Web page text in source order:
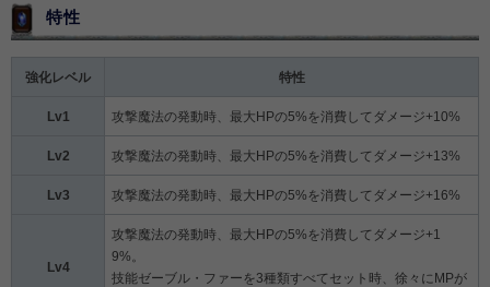
特性
強化レベル 特性
Lv1 攻撃魔法の発動時、最大HPの5%を消費してダメージ+10%
Lv2 攻撃魔法の発動時、最大HPの5%を消費してダメージ+13%
Lv3 攻撃魔法の発動時、最大HPの5%を消費してダメージ+16%
Lv4
攻撃魔法の発動時、最大HPの5%を消費してダメージ+1
9%。
技能ゼーブル・ファーを3種類すべてセット時、徐々にMPが